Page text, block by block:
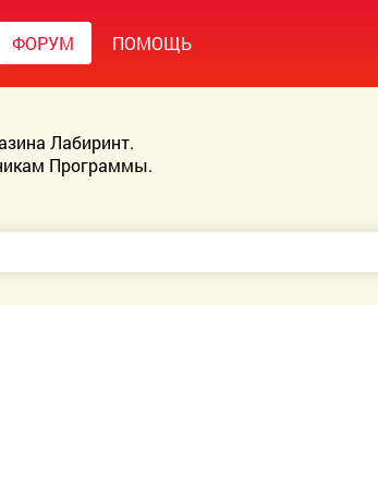
ФОРУМ ПОМОЩЬ
Лабиринт.
Программы.